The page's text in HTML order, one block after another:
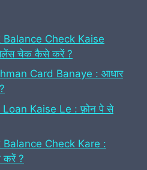
Check Kaise
चेक कैसे करें ?
Card Banaye : आधार
Kaise Le : फ़ोन पे से
Check Kare :
करें ?